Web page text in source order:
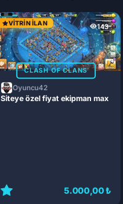
143
VITRIN İLAN
CLASH OF CLANS
Oyuncu42
Siteye özel fiyat ekipman max
5.000,00 ₺